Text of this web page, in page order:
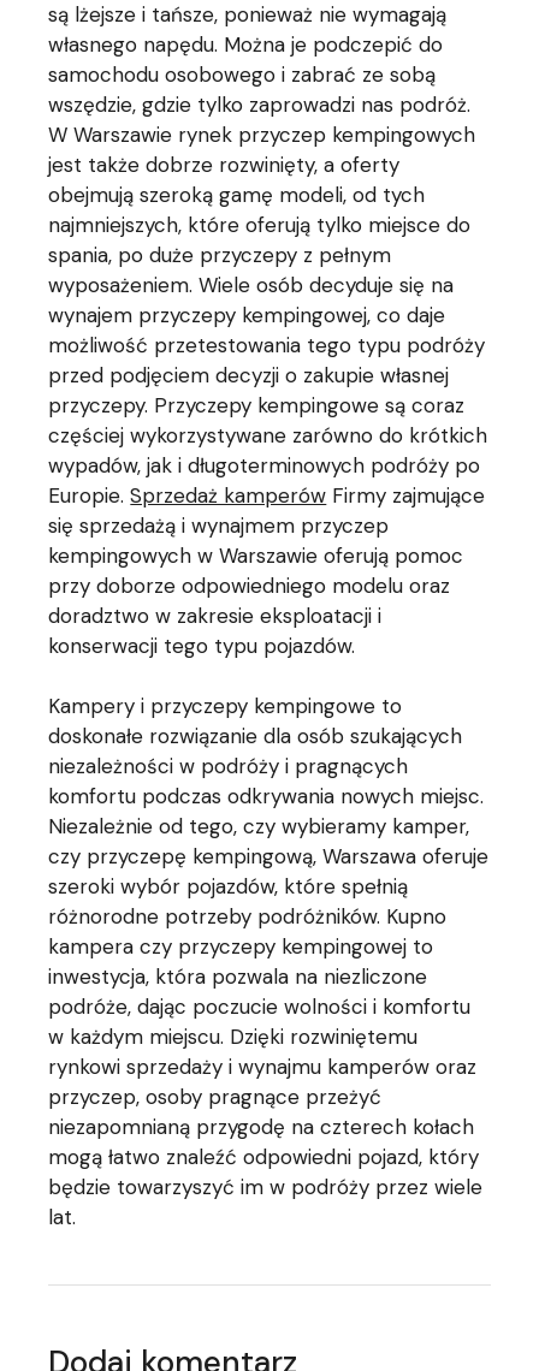
są lżejsze i tańsze, ponieważ nie wymagają
własnego napędu. Można je podczepić do
samochodu osobowego i zabrać ze sobą
wszędzie, gdzie tylko zaprowadzi nas podróż.
W Warszawie rynek przyczep kempingowych
jest także dobrze rozwinięty, a oferty
obejmują szeroką gamę modeli, od tych
najmniejszych, które oferują tylko miejsce do
spania, po duże przyczepy z pełnym
wyposażeniem. Wiele osób decyduje się na
wynajem przyczepy kempingowej, co daje
możliwość przetestowania tego typu podróży
przed podjęciem decyzji o zakupie własnej
przyczepy. Przyczepy kempingowe są coraz
częściej wykorzystywane zarówno do krótkich
wypadów, jak i długoterminowych podróży po
Europie.Sprzedaż kamperów Firmy zajmujące
się sprzedażą i wynajmem przyczep
kempingowych w Warszawie oferują pomoc
przy doborze odpowiedniego modelu oraz
doradztwo w zakresie eksploatacji i
konserwacji tego typu pojazdów.
Kampery i przyczepy kempingowe to
doskonałe rozwiązanie dla osób szukających
niezależności w podróży i pragnących
komfortu podczas odkrywania nowych miejsc.
Niezależnie od tego, czy wybieramy kamper,
czy przyczepę kempingową, Warszawa oferuje
szeroki wybór pojazdów, które spełnią
różnorodne potrzeby podróżników. Kupno
kampera czy przyczepy kempingowej to
inwestycja, która pozwala na niezliczone
podróże, dając poczucie wolności i komfortu
w każdym miejscu. Dzięki rozwiniętemu
rynkowi sprzedaży i wynajmu kamperów oraz
przyczep, osoby pragnące przeżyć
niezapomnianą przygodę na czterech kołach
mogą łatwo znaleźć odpowiedni pojazd, który
będzie towarzyszyć im w podróży przez wiele
lat.
Dodaj komentarz